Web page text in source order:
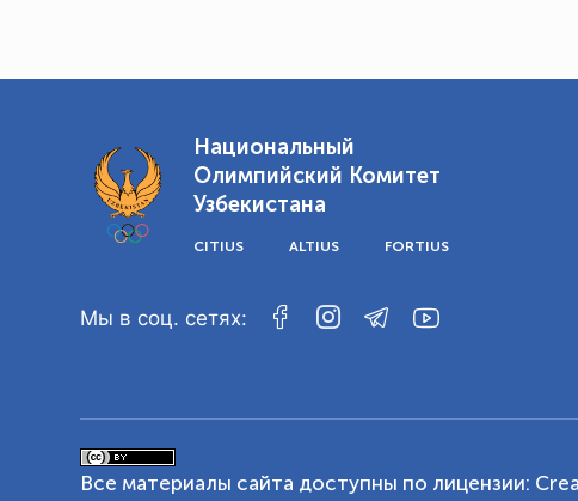
Национальный
Олимпийский Комитет
Узбекистана
CITIUS ALTIUS FORTIUS
Мы в соц. сетях:
Все материалы сайта доступны по лицензии: